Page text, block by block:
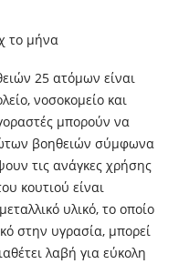
το μήνα
25 ατόμων είναι
νοσοκομείο και
μπορούν να
βοηθειών σύμφωνα
τις ανάγκες χρήσης
κουτιού είναι
υλικό, το οποίο
στην υγρασία, μπορεί
λαβή για εύκολη